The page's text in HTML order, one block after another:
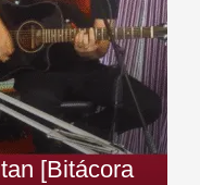
[Bitácora